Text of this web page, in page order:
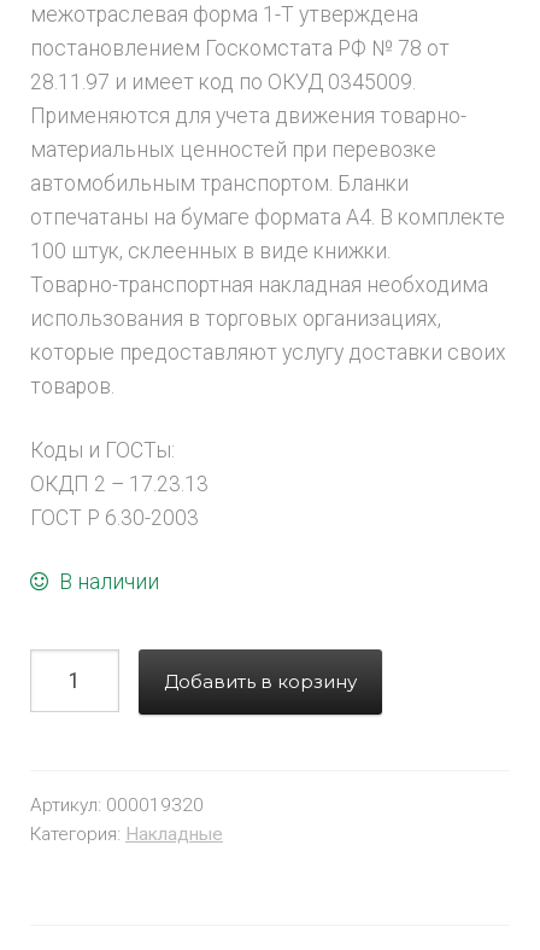
межотраслевая форма 1-Т утверждена
постановлением Госкомстата РФ № 78 от
28.11.97 и имеет код по ОКУД 0345009.
Применяются для учета движения товарно-
материальных ценностей при перевозке
автомобильным транспортом. Бланки
отпечатаны на бумаге формата А4. В комплекте
100 штук, склеенных в виде книжки.
Товарно-транспортная накладная необходима
использования в торговых организациях,
которые предоставляют услугу доставки своих
товаров.
Коды и ГОСТы:
ОКДП 2 – 17.23.13
ГОСТ Р 6.30-2003
В наличии
Добавить в корзину
Артикул: 000019320
Категория: Накладные